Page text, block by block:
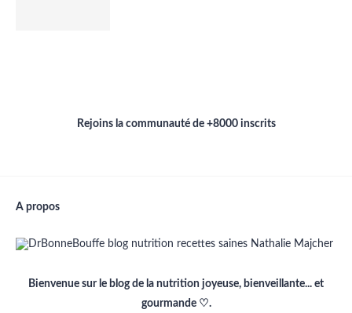
Rejoins la communauté de +8000 inscrits
A propos
Bienvenue sur le blog de la nutrition joyeuse, bienveillante... et
gourmande ♡.